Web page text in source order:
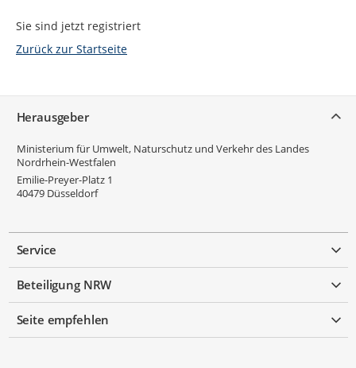
Sie sind jetzt registriert
Zurück zur Startseite
Herausgeber
Ministerium für Umwelt, Naturschutz und Verkehr des Landes
Nordrhein-Westfalen
Emilie-Preyer-Platz 1
40479 Düsseldorf
Service
Beteiligung NRW
Seite empfehlen